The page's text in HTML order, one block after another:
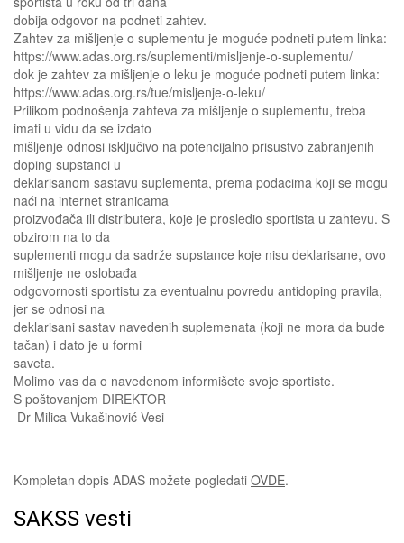
dobija odgovor na podneti zahtev.
Zahtev za mišljenje o suplementu je moguće podneti putem linka:
https://www.adas.org.rs/suplementi/misljenje-o-suplementu/
dok je zahtev za mišljenje o leku je moguće podneti putem linka:
https://www.adas.org.rs/tue/misljenje-o-leku/
Prilikom podnošenja zahteva za mišljenje o suplementu, treba
imati u vidu da se izdato
mišljenje odnosi isključivo na potencijalno prisustvo zabranjenih
doping supstanci u
deklarisanom sastavu suplementa, prema podacima koji se mogu
naći na internet stranicama
proizvođača ili distributera, koje je prosledio sportista u zahtevu. S
obzirom na to da
suplementi mogu da sadrže supstance koje nisu deklarisane, ovo
mišljenje ne oslobađa
odgovornosti sportistu za eventualnu povredu antidoping pravila,
jer se odnosi na
deklarisani sastav navedenih suplemenata (koji ne mora da bude
tačan) i dato je u formi
saveta.
Molimo vas da o navedenom informišete svoje sportiste.
S poštovanjem DIREKTOR
Dr Milica Vukašinović-Vesi
Kompletan dopis ADAS možete pogledati OVDE.
SAKSS vesti